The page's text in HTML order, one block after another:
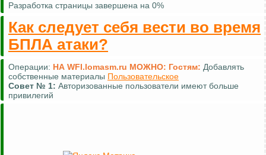
Разработка страницы завершена на 0%
Как следует себя вести во время
БПЛА атаки?
Операции: НА WFI.lomasm.ru МОЖНО: Гостям: Добавлять
собственные материалы Пользовательское
Совет № 1: Авторизованные пользователи имеют больше
привилегий